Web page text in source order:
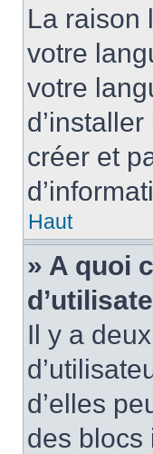
La raison
votre
votre
créer et
Haut
» A quoi
Il y a
d’elles
des blocs